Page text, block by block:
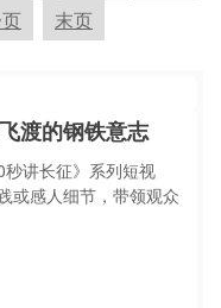
末页
渡的钢铁意志
讲长征》系列短视
或感人细节，带领观众